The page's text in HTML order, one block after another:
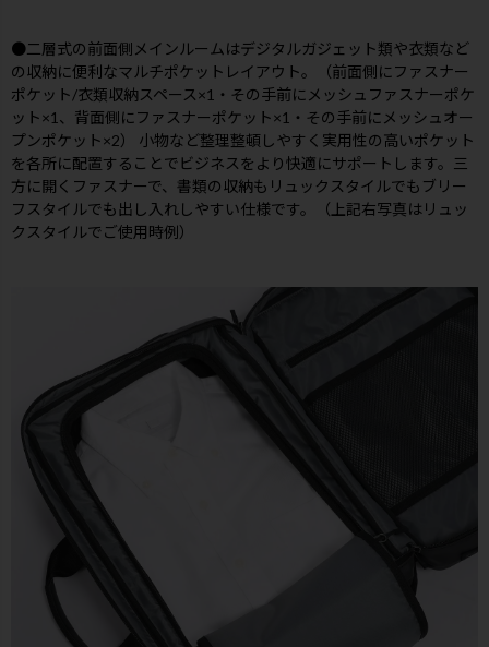
●二層式の前面側メインルームはデジタルガジェット類や衣類など
の収納に便利なマルチポケットレイアウト。（前面側にファスナー
ポケット/衣類収納スペース×1・その手前にメッシュファスナーポケ
ット×1、背面側にファスナーポケット×1・その手前にメッシュオー
プンポケット×2） 小物など整理整頓しやすく実用性の高いポケット
を各所に配置することでビジネスをより快適にサポートします。三
方に開くファスナーで、書類の収納もリュックスタイルでもブリー
フスタイルでも出し入れしやすい仕様です。（上記右写真はリュッ
クスタイルでご使用時例）